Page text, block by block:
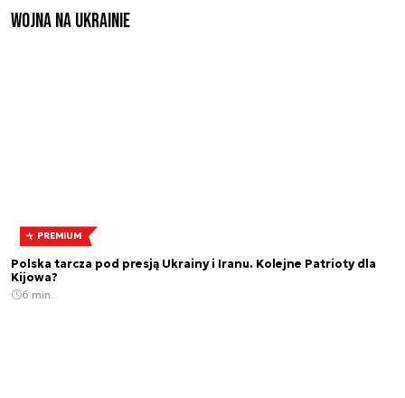
Wojna na Ukrainie
PREMIUM
Polska tarcza pod presją Ukrainy i Iranu. Kolejne Patrioty dla
Kijowa?
6 min.